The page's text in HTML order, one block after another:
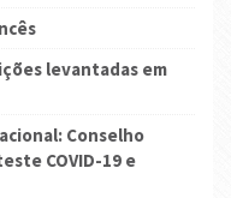
levantadas em
Conselho
COVID-19 e